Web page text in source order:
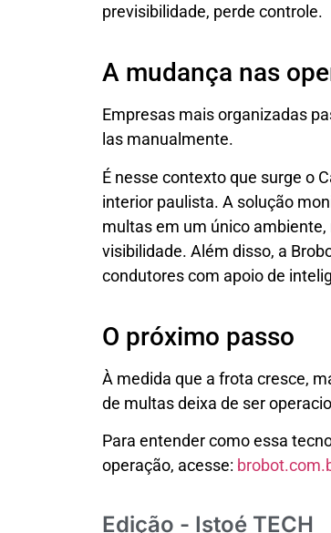
previsibilidade, perde controle.
A mudança nas
Empresas mais organizadas
las manualmente.
É nesse contexto que surge o
interior paulista. A solução
multas em um único
visibilidade. Além disso, a
condutores com apoio de
O próximo passo
À medida que a frota cresce,
de multas deixa de ser
Para entender como essa
operação, acesse:
Edição - Istoé TECH